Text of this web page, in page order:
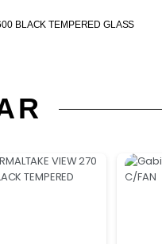
BLACK TEMPERED GLASS